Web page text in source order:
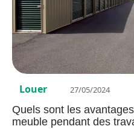
Louer 27/05/2024
Quels sont les
meuble pendant des